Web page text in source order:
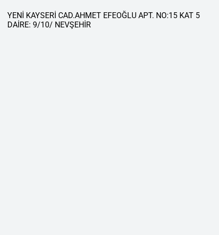
YENİ KAYSERİ CAD.AHMET EFEOĞLU APT. NO:15 KAT 5
DAİRE: 9/10/ NEVŞEHİR